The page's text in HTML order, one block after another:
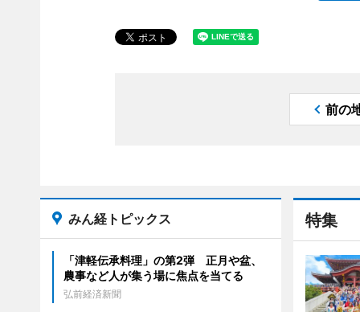
前の
特集
みん経トピックス
「津軽伝承料理」の第2弾 正月や盆、
農事など人が集う場に焦点を当てる
弘前経済新聞